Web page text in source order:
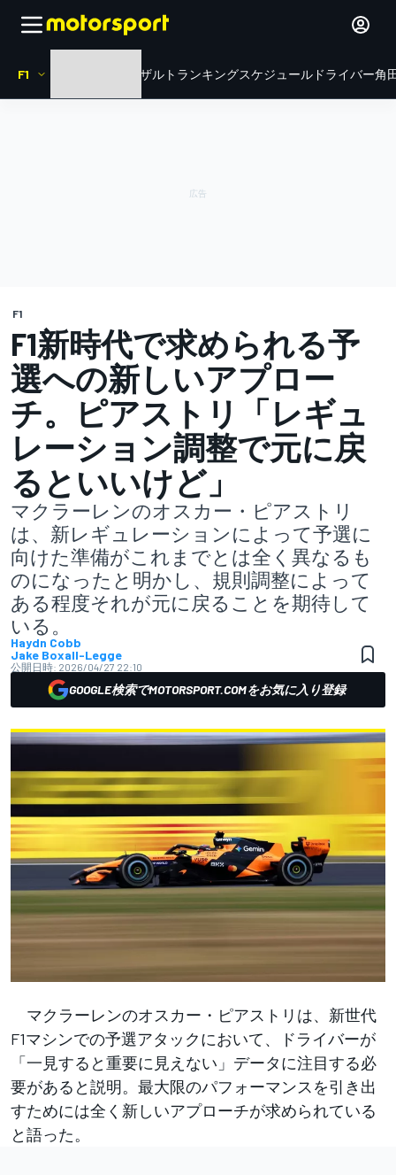
F1 リザルト ランキングスケジュール ドライバー角
F1
F1新時代で求められる予
選への新しいアプロー
チ。ピアストリ「レギュ
レーション調整で元に戻
るといいけど」
マクラーレンのオスカー・ピアストリ
は、新レギュレーションによって予選に
向けた準備がこれまでとは全く異なるも
のになったと明かし、規則調整によって
ある程度それが元に戻ることを期待して
いる。
Haydn Cobb
Jake Boxall-Legge
公開日時: 2026/04/27 22:10
GOOGLE検索でMOTORSPORT.COMをお気に入り登録
マクラーレンのオスカー・ピアストリは、新世代
F1マシンでの予選アタックにおいて、ドライバーが
「一見すると重要に見えない」データに注目する必
要があると説明。最大限のパフォーマンスを引き出
すためには全く新しいアプローチが求められている
と語った。